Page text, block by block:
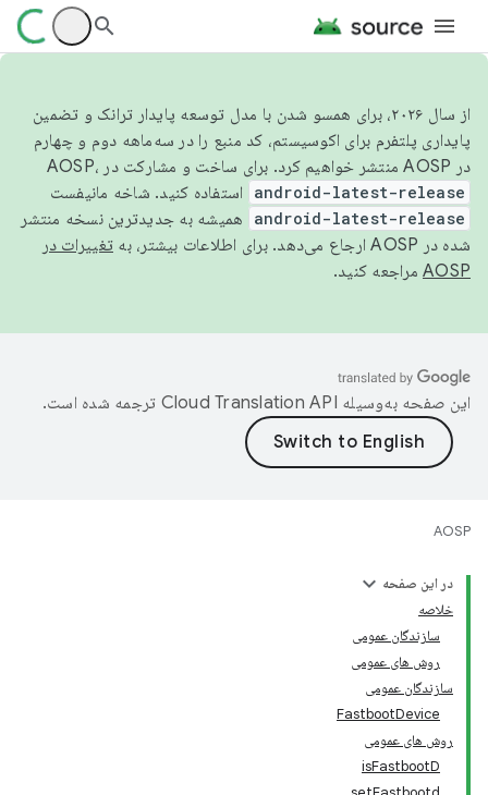
از سال ۲۰۲۶، برای همسو شدن با مدل توسعه پایدار ترانک و تضمین
پایداری پلتفرم برای اکوسیستم، کد منبع را در سه‌ماهه دوم و چهارم
در AOSP منتشر خواهیم کرد. برای ساخت و مشارکت در AOSP،
android-latest-release استفاده کنید. شاخه مانیفست
android-latest-release
همیشه به جدیدترین نسخه منتشر
شده در AOSP ارجاع می‌دهد. برای اطلاعات بیشتر، به
تغییرات در
AOSP مراجعه کنید.
این صفحه به‌وسیله ترجمه شده است.
AOSP
در این صفحه
خلاصه
سازندگان عمومی
روش های عمومی
سازندگان عمومی
FastbootDevice
روش های عمومی
isFastbootD